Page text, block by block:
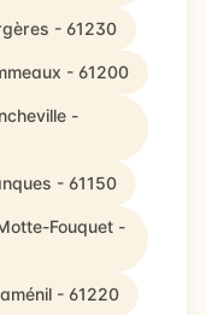
- 61230
- 61200
-
- 61150
Fouquet -
- 61220